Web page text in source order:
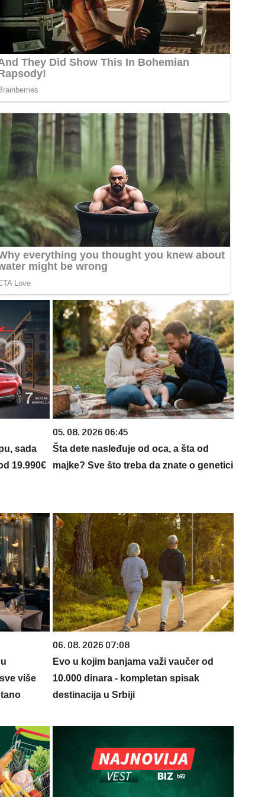
sada
19.990€
05. 08. 2026 06:45
Šta dete nasleđuje od oca, a šta od
majke? Sve što treba da znate o genetici
više
06. 08. 2026 07:08
Evo u kojim banjama važi vaučer od
10.000 dinara - kompletan spisak
destinacija u Srbiji